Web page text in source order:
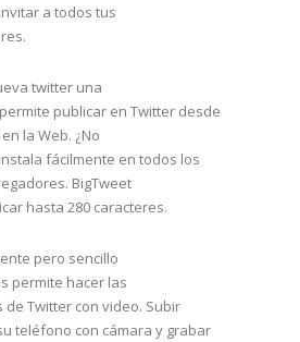
a todos tus
twitter una
publicar en Twitter desde
la Web. ¿No
fácilmente en todos los
BigTweet
hasta 280 caracteres.
pero sencillo
permite hacer las
de Twitter con video. Subir
teléfono con cámara y grabar